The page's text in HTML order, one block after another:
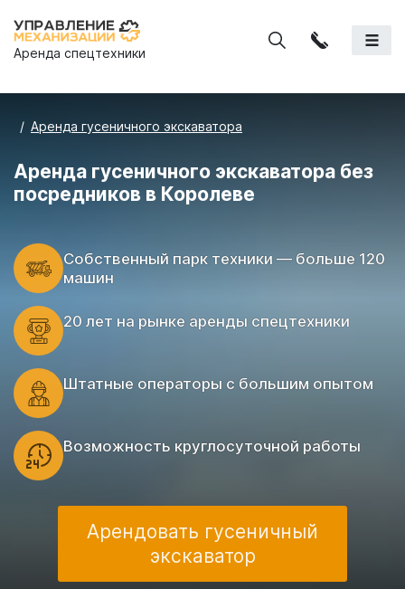
Аренда спецтехники
Аренда гусеничного экскаватора
Аренда гусеничного экскаватора без
посредников в Королеве
Cобственный парк техники — больше 120
машин
20 лет на рынке аренды спецтехники
Штатные операторы с большим опытом
Возможность круглосуточной работы
Арендовать гусеничный
экскаватор